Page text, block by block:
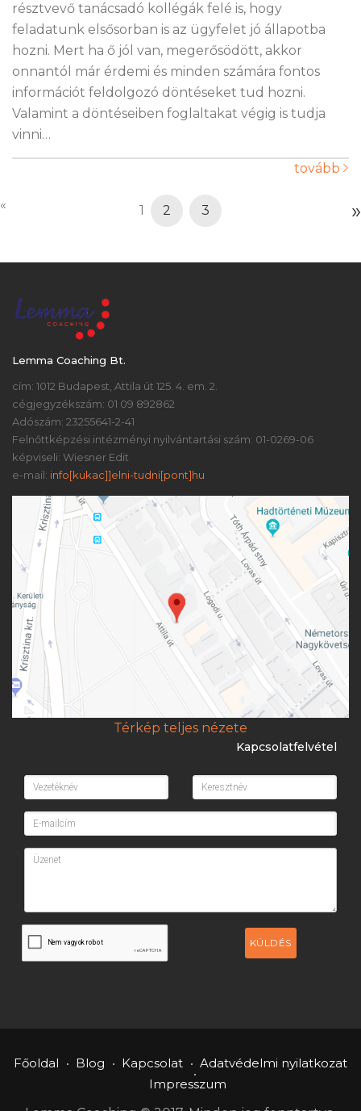
résztvevő tanácsadó kollégák felé is, hogy
feladatunk elsősorban is az ügyfelet jó állapotba
hozni. Mert ha ő jól van, megerősödött, akkor
onnantól már érdemi és minden számára fontos
információt feldolgozó döntéseket tud hozni.
Valamint a döntéseiben foglaltakat végig is tudja
vinni…
tovább
« 1 2 3 »
Lemma Coaching Bt.
cím: 1012 Budapest, Attila út 125. 4. em. 2.
cégjegyzékszám: 01 09 892862
Adószám: 23255641-2-41
Felnőttképzési intézményi nyilvántartási szám: 01-0269-06
képviseli: Wiesner Edit
e-mail: info[kukac]]elni-tudni[pont]hu
Térkép teljes nézete
Kapcsolatfelvétel
KÜLDÉS
Főoldal Blog Kapcsolat
Adatvédelmi nyilatkozat
Impresszum